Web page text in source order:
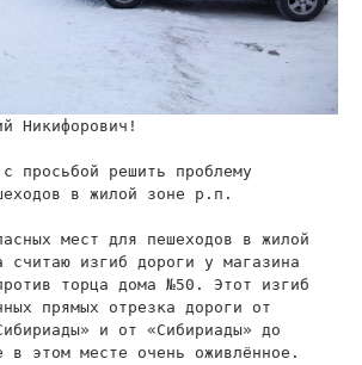
Никифорович!
просьбой решить проблему
в жилой зоне р.п.
мест для пешеходов в жилой
считаю изгиб дороги у магазина
торца дома №50. Этот изгиб
прямых отрезка дороги от
и от «Сибириады» до
в этом месте очень оживлённое.